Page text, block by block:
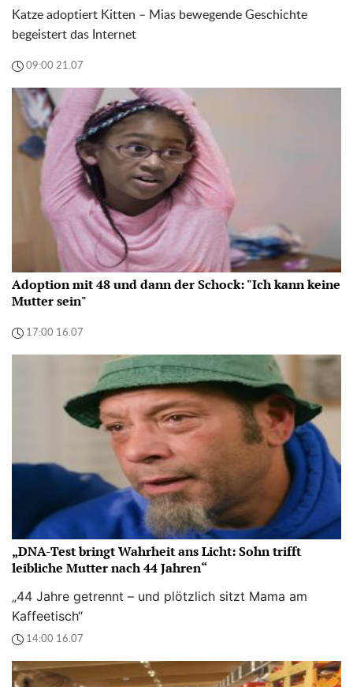
Katze adoptiert Kitten – Mias bewegende Geschichte
begeistert das Internet
09:00 21.07
Adoption mit 48 und dann der Schock: "Ich kann keine
Mutter sein"
17:00 16.07
„DNA-Test bringt Wahrheit ans Licht: Sohn trifft
leibliche Mutter nach 44 Jahren“
„44 Jahre getrennt – und plötzlich sitzt Mama am
Kaffeetisch“
14:00 16.07